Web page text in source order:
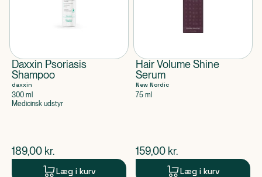
Daxxin Psoriasis
Shampoo
daxxin
300 ml
Medicinsk udstyr
$nuværende pris
189,00 kr.
Læg i kurv
Hair Volume Shine
Serum
New Nordic
75 ml
$nuværende pris
159,00 kr.
Læg i kurv